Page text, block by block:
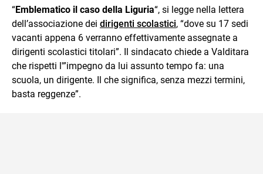
“Emblematico il caso della Liguria“, si legge nella lettera
dell’associazione dei dirigenti scolastici, “dove su 17 sedi
vacanti appena 6 verranno effettivamente assegnate a
dirigenti scolastici titolari”. Il sindacato chiede a Valditara
che rispetti l'”impegno da lui assunto tempo fa: una
scuola, un dirigente. Il che significa, senza mezzi termini,
basta reggenze”.